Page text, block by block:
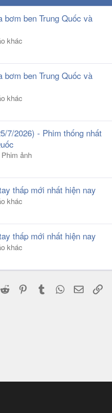
bơm ben Trung Quốc và
khác
bơm ben Trung Quốc và
khác
7/2026) - Phim thống nhất
Phim ảnh
thấp mới nhất hiện nay
khác
thấp mới nhất hiện nay
khác
Reddit PinterestTumblr WhatsApp
Email